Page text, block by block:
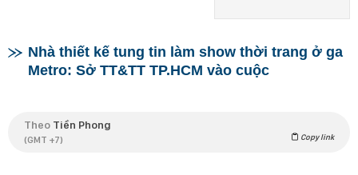
Nhà thiết kế tung tin làm show thời trang ở ga
Metro: Sở TT&TT TP.HCM vào cuộc
Theo Tiền Phong
(GMT +7) Copy link